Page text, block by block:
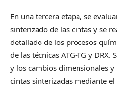
En una tercera etapa, se
sinterizado de las cintas y se
detallado de los procesos
de las técnicas ATG-TG y DRX.
y los cambios dimensionales
cintas sinterizadas mediante